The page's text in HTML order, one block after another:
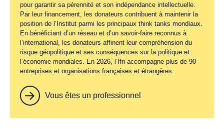
pour garantir sa pérennité et son indépendance intellectuelle.
Par leur financement, les donateurs contribuent à maintenir la
position de l’Institut parmi les principaux think tanks mondiaux.
En bénéficiant d’un réseau et d’un savoir-faire reconnus à
l’international, les donateurs affinent leur compréhension du
risque géopolitique et ses conséquences sur la politique et
l’économie mondiales. En 2026, l’Ifri accompagne plus de 90
entreprises et organisations françaises et étrangères.
Vous êtes un professionnel